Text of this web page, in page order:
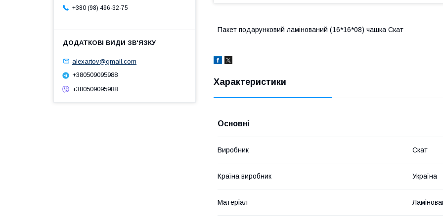
Пакет подарунковий ламінований (16*16*08) чашка Скат
Характеристики
Основні
Виробник Скат
Країна виробник Україна
Матеріал
+380 (98) 496-32-75
alexartov@gmail.com
+380509095988
+380509095988